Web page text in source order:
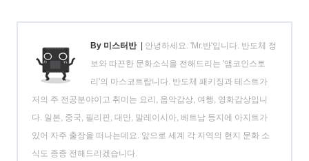
By 미스터반 | 안녕하세요. 'Mr.반'입니다. 반도체 정
보와 따끈한 문화소식을 전해드리는 '앰코인스토
리'의 마스코트랍니다. 반도체 패키징과 테스트가
저의 주 전공분야이고 취미는 요리, 음악감상, 여행, 영화감상입니
다. 일본, 중국, 필리핀, 대만, 말레이시아, 베트남 등지에 아지트가
있어 자주 출장을 떠나는데요. 앞으로 세계 각 지역의 현지 문화 소
식도 종종 전해드리겠습니다.